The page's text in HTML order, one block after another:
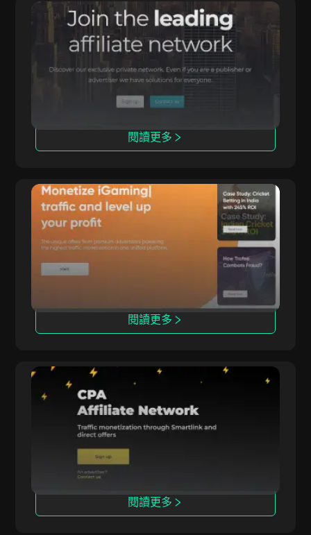
Affmine
Affmine 專注於高轉化活動，提供基於分析的解決
方案和offerwall。
閱讀更多
Trafee
Trafee 提供 CPC、CPS、CPL 和 Revshare 模
式的收益方案，並配備 Smartlink 選項。
閱讀更多
Datify.Link
Datify.Link 為聯盟夥伴提供日結支付和多領域推
閱讀更多